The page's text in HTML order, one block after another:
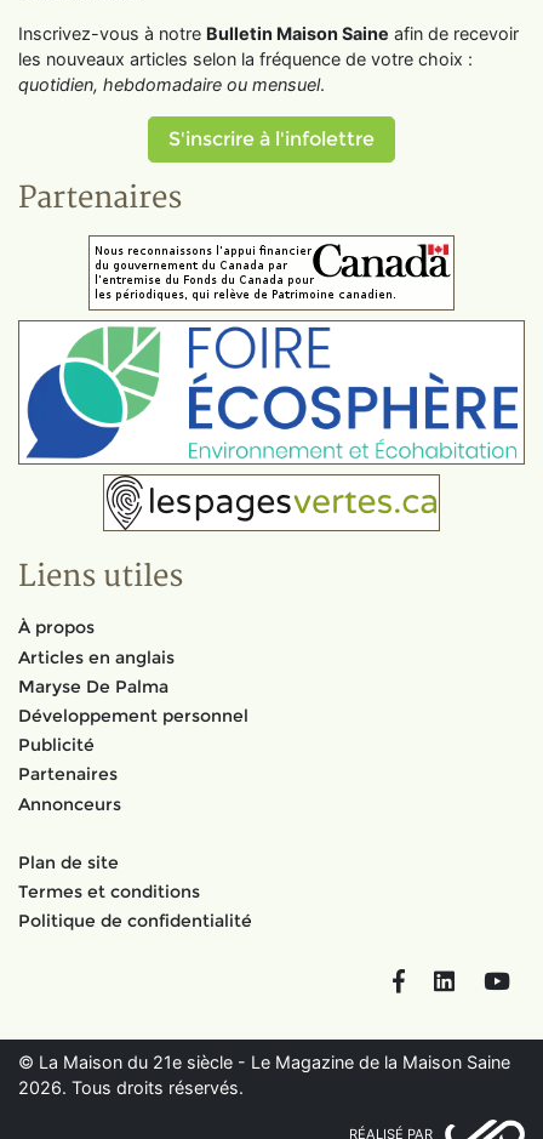
Inscrivez-vous à notre Bulletin Maison Saine afin de recevoir
les nouveaux articles selon la fréquence de votre choix :
quotidien, hebdomadaire ou mensuel.
S'inscrire à l'infolettre
Partenaires
Liens utiles
À propos
Articles en anglais
Maryse De Palma
Développement personnel
Publicité
Partenaires
Annonceurs
Plan de site
Termes et conditions
Politique de confidentialité
FacebookLinkedIn
© La Maison du 21e siècle - Le Magazine de la Maison Saine
2026. Tous droits réservés.
RÉALISÉ PAR